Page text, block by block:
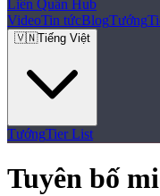
Liên Quân Hub
VideoTin tứcBlogTướng
🇻🇳Tiếng Việt
TướngTier List
Tuyên bố